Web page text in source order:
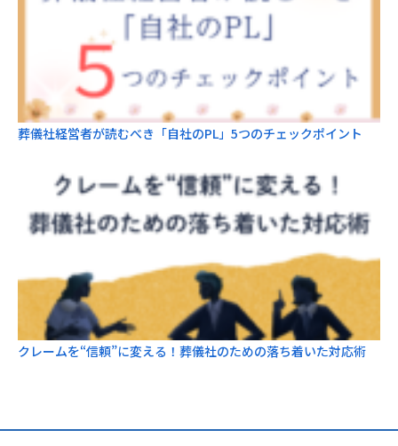
葬儀社経営者が読むべき「自社のPL」5つのチェックポイント
クレームを“信頼”に変える！葬儀社のための落ち着いた対応術